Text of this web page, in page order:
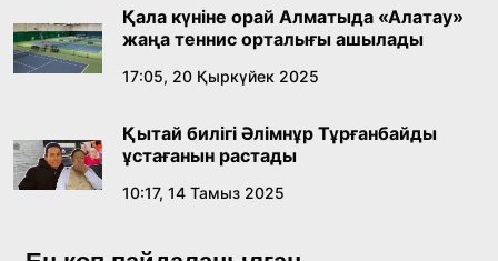
18:59, 20 Шілде 2026
Жасанды интеллект: адамзаттың көмекшісі
18:16, 20 Шілде 2026
жетістіктері мен даму бағыты
Қала күніне орай Алматыда «Алатау»
жаңа теннис орталығы ашылады
17:05, 20 Қыркүйек 2025
Қытай билігі Әлімнұр Тұрғанбайды
ұстағанын растады
10:17, 14 Тамыз 2025